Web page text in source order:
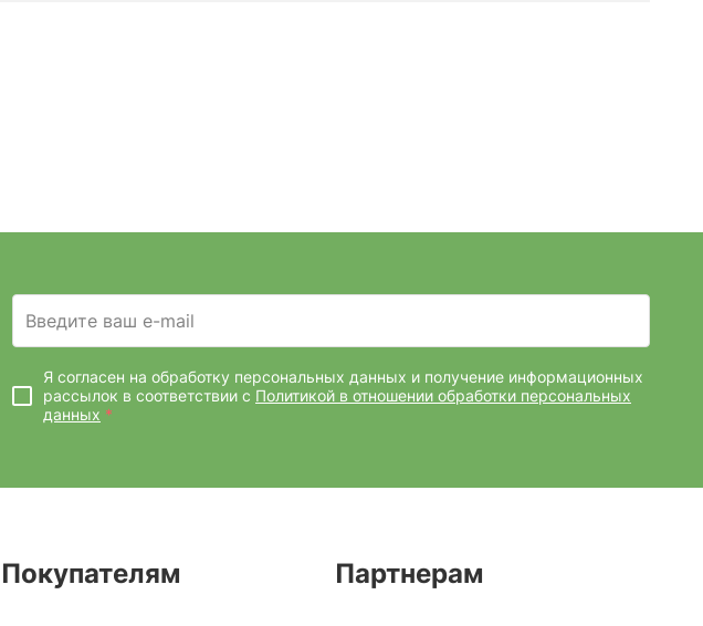
Введите ваш e-mail
Я согласен на обработку персональных данных и получение информационных
рассылок в соответствии с Политикой в отношении обработки персональных
данных *
Покупателям Партнерам